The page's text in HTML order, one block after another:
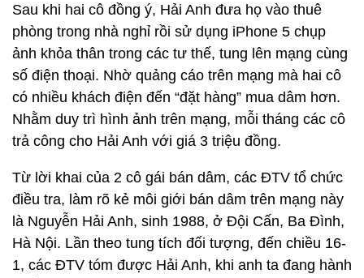
Sau khi hai cô đồng ý, Hải Anh đưa họ vào thuê
phòng trong nhà nghỉ rồi sử dụng iPhone 5 chụp
ảnh khỏa thân trong các tư thế, tung lên mạng cùng
số điện thoại. Nhờ quảng cáo trên mạng mà hai cô
có nhiều khách điện đến “đặt hàng” mua dâm hơn.
Nhằm duy trì hình ảnh trên mạng, mỗi tháng các cô
trả công cho Hải Anh với giá 3 triệu đồng.
Từ lời khai của 2 cô gái bán dâm, các ĐTV tổ chức
điều tra, làm rõ kẻ môi giới bán dâm trên mạng này
là Nguyễn Hải Anh, sinh 1988, ở Đội Cấn, Ba Đình,
Hà Nội. Lần theo tung tích đối tượng, đến chiều 16-
1, các ĐTV tóm được Hải Anh, khi anh ta đang hành